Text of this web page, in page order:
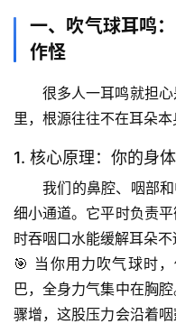
一、吹气球耳鸣
作怪
很多人一耳鸣就担
里，根源往往不在耳朵本
1. 核心原理：你的身
我们的鼻腔、咽部
细小通道。它平时负责
时吞咽口水能缓解耳朵不
🎯 当你用力吹气球时
巴，全身力气集中在胸
骤增，这股压力会沿着